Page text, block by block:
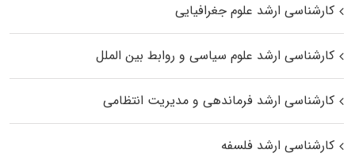
کارشناسی ارشد علوم جغرافیایی
کارشناسی ارشد علوم سیاسی و روابط بین الملل
کارشناسی ارشد فرماندهی و مدیریت انتظامی
کارشناسی ارشد فلسفه